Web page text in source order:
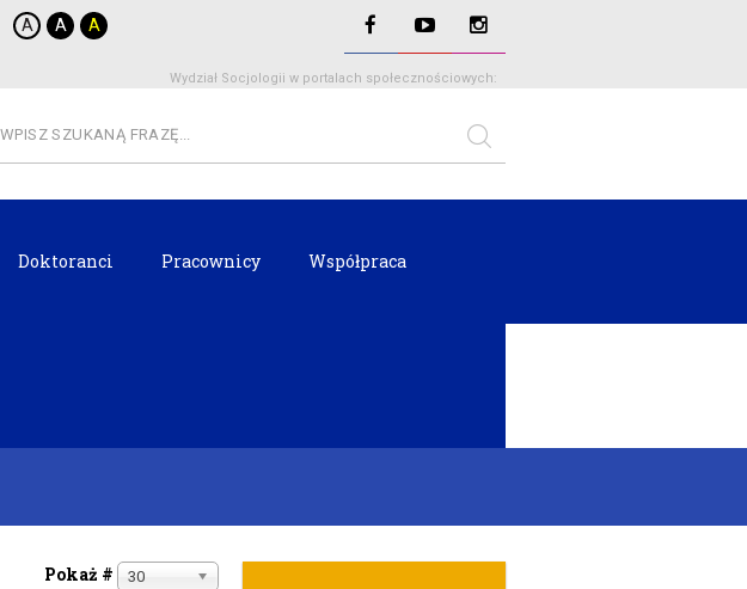
A A A
Wydział Socjologii w portalach społecznościowych:
Doktoranci Pracownicy Współpraca
Pokaż # 30